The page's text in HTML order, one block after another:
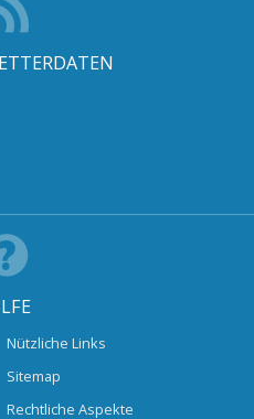
Nützliche Links
Sitemap
Rechtliche Aspekte